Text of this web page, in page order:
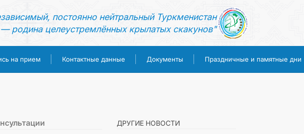
постоянно нейтральный Туркменистан
— родина целеустремлённых крылатых скакунов"
на прием Контактные данные Документы Праздничные и памятные дни
ДРУГИЕ НОВОСТИ